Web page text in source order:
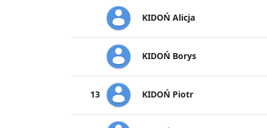
KIDOŃ Alicja
KIDOŃ Borys
13 KIDOŃ Piotr